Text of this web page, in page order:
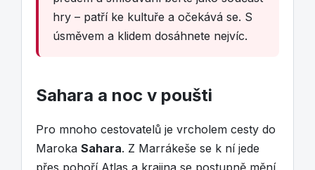
hry – patří ke kultuře a očekává se. S
úsměvem a klidem dosáhnete nejvíc.
Sahara a noc v poušti
Pro mnoho cestovatelů je vrcholem cesty do
Maroka Sahara. Z Marrákeše se k ní jede
přes pohoří Atlas a krajina se postupně mění